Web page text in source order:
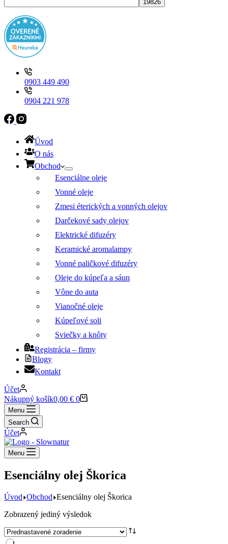
0903 449 490
0904 221 978
Úvod
O nás
Obchod
Esenciálne oleje
Vonné oleje
Zmesi éterických a vonných olejov
Darčekové sady olejov
Elektrické difuzéry
Keramické aromalampy
Vonné paličkové difuzéry
Oleje do kúpeľa a sáun
Vône do auta
Vianočné oleje
Kúpeľové soli
Sviečky a knôty
Registrácia – firmy
Blogy
Kontakt
Účet
Nákupný košík0,00 € 0
Menu
Search
Účet
Menu
Esenciálny olej Škorica
Úvod Obchod Esenciálny olej Škorica
Zobrazený jediný výsledok